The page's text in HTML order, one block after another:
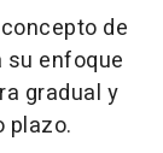
de
su enfoque
gradual y
plazo.